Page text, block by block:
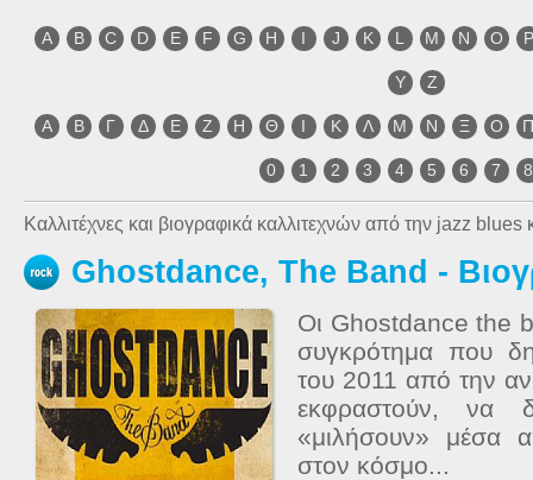
A B C D E F G H I J K L M N O P
Y Z
Α Β Γ Δ Ε Ζ Η Θ Ι Κ Λ Μ Ν Ξ Ο
0 1 2 3 4 5 6 7 8
Καλλιτέχνες και βιογραφικά καλλιτεχνών από την jazz blues
Ghostdance, The Band -
Οι Ghostdance the
συγκρότημα που
του 2011 από την
εκφραστούν, να
«μιλήσουν» μέσα
στον κόσμο...